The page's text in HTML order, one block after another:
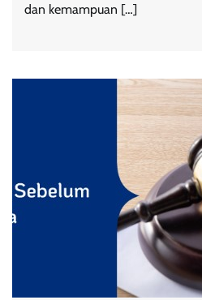
dan kemampuan […]